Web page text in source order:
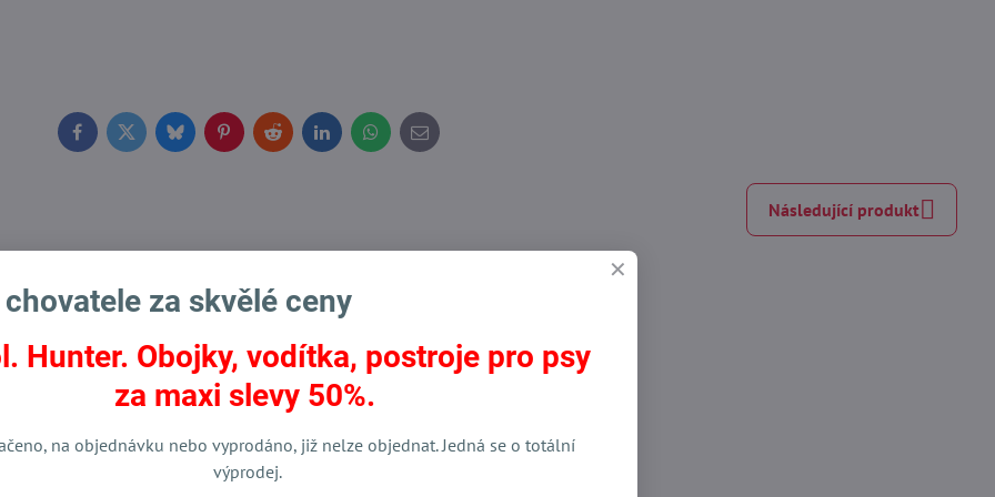
FacebookTwitterBlueskyPinterestRedditLinkedInWhatsApp
E-
mail
Následující produkt
Výprodej
za skvělé ceny
Hunter. Obojky, vodítka, postroje pro psy
za maxi slevy 50%.
na objednávku nebo vyprodáno, již nelze objednat. Jedná se o totální
výprodej.